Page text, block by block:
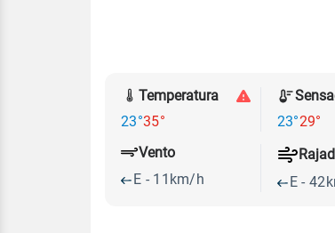
Temperatura
23°35°
23°29°
Vento
E - 11km/h
E -